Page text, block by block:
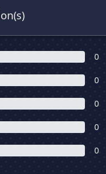
0
0
0
0
0